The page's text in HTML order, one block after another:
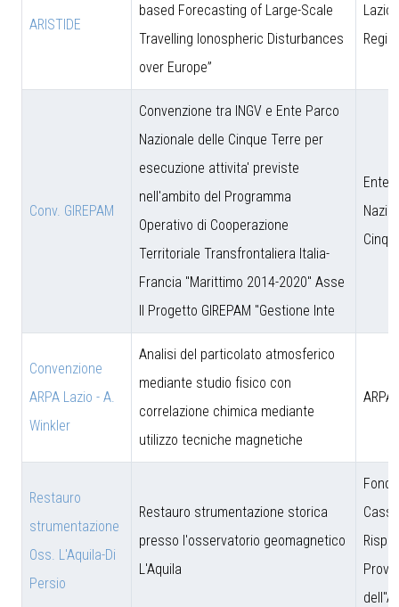
ARISTIDE
based Forecasting of Large-Scale
Travelling Ionospheric Disturbances
over Europe”
Lazio
Conv. GIREPAM
Convenzione tra INGV e Ente Parco
Nazionale delle Cinque Terre per
esecuzione attivita' previste
nell'ambito del Programma
Operativo di Cooperazione
Territoriale Transfrontaliera Italia-
Francia "Marittimo 2014-2020" Asse
II Progetto GIREPAM "Gestione Inte
Ente
Convenzione
ARPA Lazio - A.
Winkler
Analisi del particolato atmosferico
mediante studio fisico con
correlazione chimica mediante
utilizzo tecniche magnetiche
ARPA
Restauro
strumentazione
Oss. L'Aquila-Di
Persio
Restauro strumentazione storica
presso l'osservatorio geomagnetico
L'Aquila